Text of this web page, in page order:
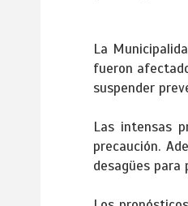
La
fueron
suspender
Las intensas
precaución.
desagües para